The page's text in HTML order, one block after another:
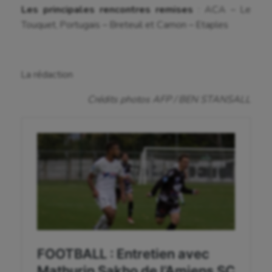
Escrime
Golf
Gymnastique
Gymnastique rythmique
Haltérophilie
Handisport
Hippisme
Les principales rencontres remises : ACA – Le
Touquet, Portugais – Breteuil et Camon – Etaples
La rédaction
Crédits photos AFP / BEN STANSALL